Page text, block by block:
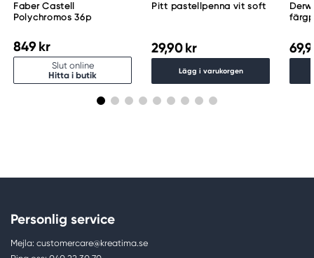
Faber Castell
Polychromos 36p
849 kr
Slut online
Hitta i butik
Pitt pastellpenna vit soft
29,90 kr
Lägg i varukorgen
Personlig service
Mejla: customercare@kreatima.se